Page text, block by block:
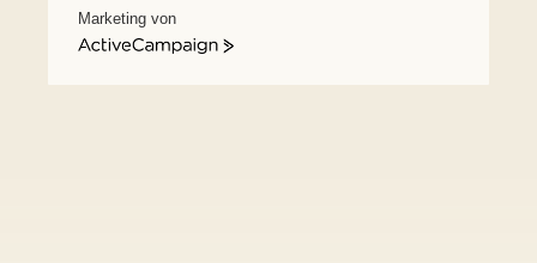
Marketing von
ActiveCampaign